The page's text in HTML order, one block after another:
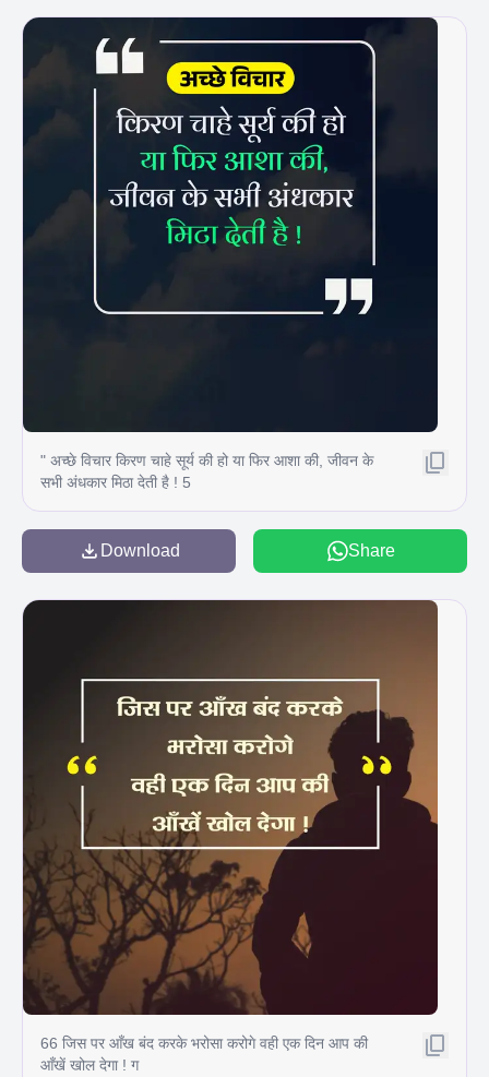
" अच्छे विचार किरण चाहे सूर्य की हो या फिर आशा की, जीवन के
सभी अंधकार मिठा देती है ! 5
Download Share
66 जिस पर आँख बंद करके भरोसा करोगे वही एक दिन आप की
आँखें खोल देगा ! ग